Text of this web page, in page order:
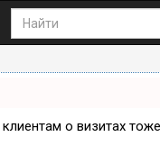
о визитах